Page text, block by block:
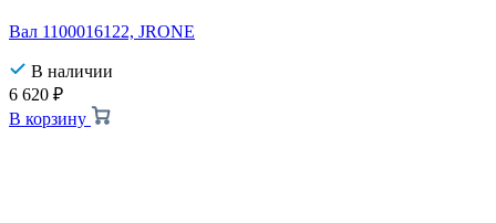
Вал 1100016122, JRONE
В наличии
6 620 ₽
В корзину